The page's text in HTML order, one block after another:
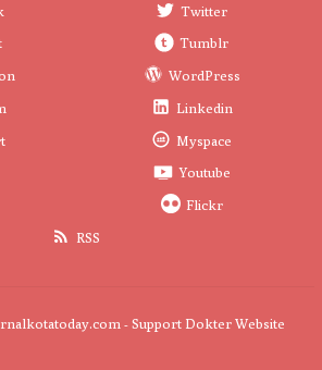
Twitter
Tumblr
WordPress
Linkedin
Myspace
Youtube
Flickr
RSS
- Support Dokter Website